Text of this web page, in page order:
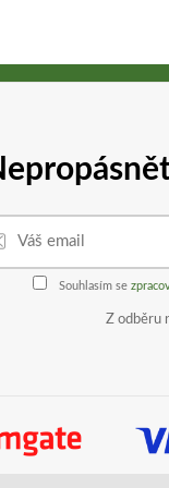
Souhlasím se
Z odběru